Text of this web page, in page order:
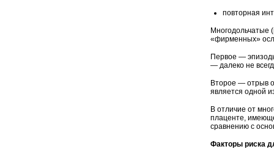
повторная
Многодольчатые
«фирменных»
Первое —
— далеко не
Второе — отрыв
является одной
В отличие от
плаценте,
сравнению с
Факторы риска